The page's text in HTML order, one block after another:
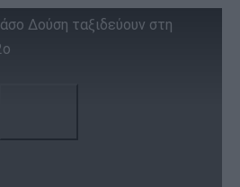
Δούση ταξιδεύουν στη